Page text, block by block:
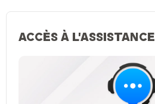
ACCÈS À L'ASSISTANCE